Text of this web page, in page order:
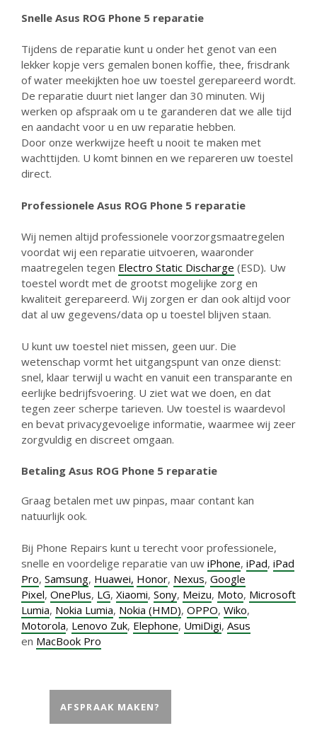
Snelle Asus ROG Phone 5 reparatie
Tijdens de reparatie kunt u onder het genot van een
lekker kopje vers gemalen bonen koffie, thee, frisdrank
of water meekijkten hoe uw toestel gerepareerd wordt.
De reparatie duurt niet langer dan 30 minuten. Wij
werken op afspraak om u te garanderen dat we alle tijd
en aandacht voor u en uw reparatie hebben.
Door onze werkwijze heeft u nooit te maken met
wachttijden. U komt binnen en we repareren uw toestel
direct.
Professionele Asus ROG Phone 5 reparatie
Wij nemen altijd professionele voorzorgsmaatregelen
voordat wij een reparatie uitvoeren, waaronder
maatregelen tegen Electro Static Discharge (ESD). Uw
toestel wordt met de grootst mogelijke zorg en
kwaliteit gerepareerd. Wij zorgen er dan ook altijd voor
dat al uw gegevens/data op u toestel blijven staan.
U kunt uw toestel niet missen, geen uur. Die
wetenschap vormt het uitgangspunt van onze dienst:
snel, klaar terwijl u wacht en vanuit een transparante en
eerlijke bedrijfsvoering. U ziet wat we doen, en dat
tegen zeer scherpe tarieven. Uw toestel is waardevol
en bevat privacygevoelige informatie, waarmee wij zeer
zorgvuldig en discreet omgaan.
Betaling Asus ROG Phone 5 reparatie
Graag betalen met uw pinpas, maar contant kan
natuurlijk ook.
Bij Phone Repairs kunt u terecht voor professionele,
snelle en voordelige reparatie van uw iPhone, iPad, iPad
Pro, Samsung, Huawei, Honor, Nexus, Google
Pixel, OnePlus, LG, Xiaomi, Sony, Meizu, Moto, Microsoft
Lumia, Nokia Lumia, Nokia (HMD), OPPO, Wiko,
Motorola, Lenovo Zuk, Elephone, UmiDigi, Asus
en MacBook Pro
AFSPRAAK MAKEN?